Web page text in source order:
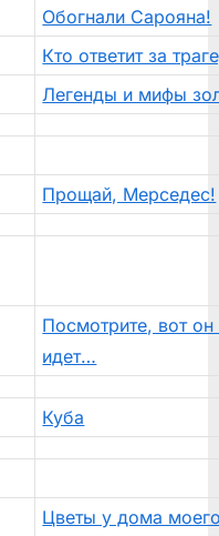
Обогнали Сарояна!
Кто ответит за
Легенды и мифы
Прощай, Мерседес!
Посмотрите, вот он
идет…
Куба
Цветы у дома